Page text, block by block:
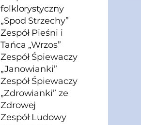
folklorystyczny
„Spod Strzechy”
Zespół Pieśni i
Tańca „Wrzos”
Zespół Śpiewaczy
„Janowianki”
Zespół Śpiewaczy
„Zdrowianki” ze
Zdrowej
Zespół Ludowy